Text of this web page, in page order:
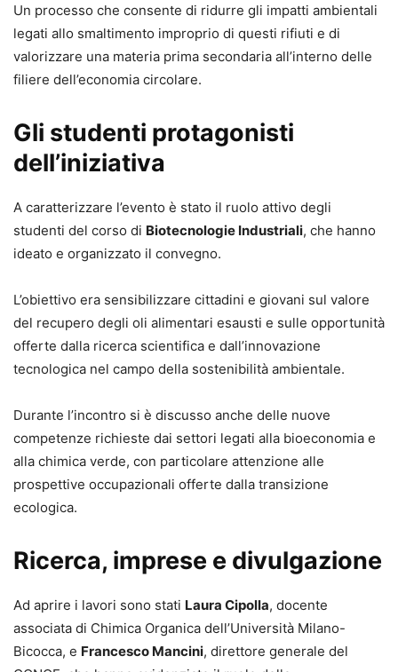
Un processo che consente di ridurre gli impatti ambientali
legati allo smaltimento improprio di questi rifiuti e di
valorizzare una materia prima secondaria all’interno delle
filiere dell’economia circolare.
Gli studenti protagonisti
dell’iniziativa
A caratterizzare l’evento è stato il ruolo attivo degli
studenti del corso di Biotecnologie Industriali, che hanno
ideato e organizzato il convegno.
L’obiettivo era sensibilizzare cittadini e giovani sul valore
del recupero degli oli alimentari esausti e sulle opportunità
offerte dalla ricerca scientifica e dall’innovazione
tecnologica nel campo della sostenibilità ambientale.
Durante l’incontro si è discusso anche delle nuove
competenze richieste dai settori legati alla bioeconomia e
alla chimica verde, con particolare attenzione alle
prospettive occupazionali offerte dalla transizione
ecologica.
Ricerca, imprese e divulgazione
Ad aprire i lavori sono stati Laura Cipolla, docente
associata di Chimica Organica dell’Università Milano-
Bicocca, e Francesco Mancini, direttore generale del